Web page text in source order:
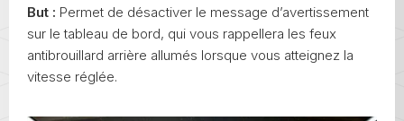
But : Permet de désactiver le message d’avertissement
sur le tableau de bord, qui vous rappellera les feux
antibrouillard arrière allumés lorsque vous atteignez la
vitesse réglée.